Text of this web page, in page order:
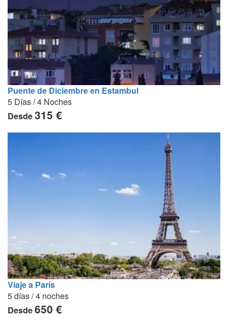
Puente de Diciembre en Estambul
5 Días / 4 Noches
Desde315 €
Viaje a París
5 días / 4 noches
Desde650 €